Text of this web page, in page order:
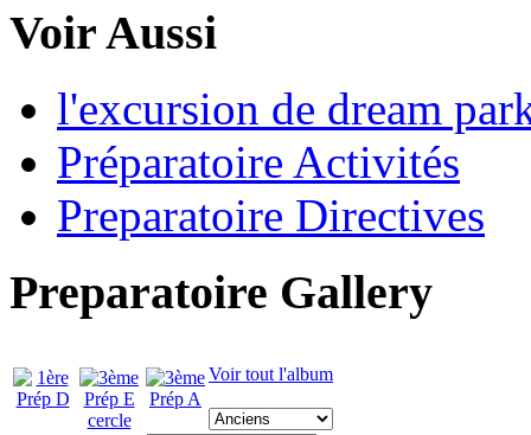
Voir Aussi
l'excursion de dream
Préparatoire Activités
Preparatoire Directives
Preparatoire Gallery
Voir tout l'album